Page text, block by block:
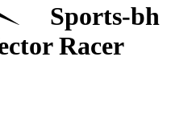
Sports-bh
Racer